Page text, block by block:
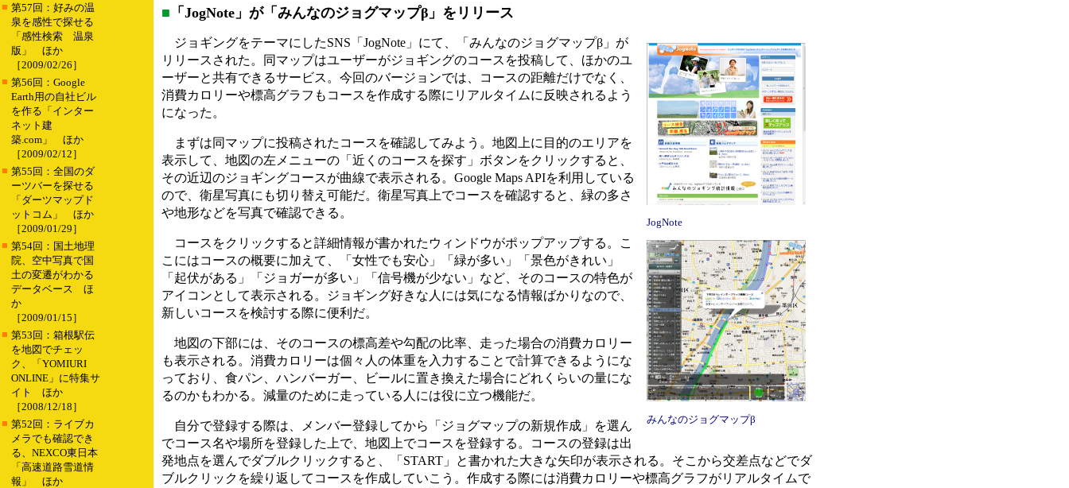
■ 第57回：好みの温
泉を感性で探せる
「感性検索 温泉
版」 ほか
［2009/02/26］
■ 第56回：Google
Earth用の自社ビル
を作る「インター
ネット建
築.com」 ほか
［2009/02/12］
■ 第55回：全国のダ
ーツバーを探せる
「ダーツマップド
ットコム」 ほか
［2009/01/29］
■ 第54回：国土地理
院、空中写真で国
土の変遷がわかる
データベース ほ
か
［2009/01/15］
■ 第53回：箱根駅伝
を地図でチェッ
ク、「YOMIURI
ONLINE」に特集サ
イト ほか
［2008/12/18］
■ 第52回：ライブカ
メラでも確認でき
る、NEXCO東日本
「高速道路雪道情
報」 ほか
■ 「JogNote」が「みんなのジョグマップβ」をリリース
JogNote
みんなのジョグマップβ
ジョギングをテーマにしたSNS「JogNote」にて、「みんなのジョグマップβ」が
リリースされた。同マップはユーザーがジョギングのコースを投稿して、ほかのユ
ーザーと共有できるサービス。今回のバージョンでは、コースの距離だけでなく、
消費カロリーや標高グラフもコースを作成する際にリアルタイムに反映されるよう
になった。
まずは同マップに投稿されたコースを確認してみよう。地図上に目的のエリアを
表示して、地図の左メニューの「近くのコースを探す」ボタンをクリックすると、
その近辺のジョギングコースが曲線で表示される。Google Maps APIを利用している
ので、衛星写真にも切り替え可能だ。衛星写真上でコースを確認すると、緑の多さ
や地形などを写真で確認できる。
コースをクリックすると詳細情報が書かれたウィンドウがポップアップする。こ
こにはコースの概要に加えて、「女性でも安心」「緑が多い」「景色がきれい」
「起伏がある」「ジョガーが多い」「信号機が少ない」など、そのコースの特色が
アイコンとして表示される。ジョギング好きな人には気になる情報ばかりなので、
新しいコースを検討する際に便利だ。
地図の下部には、そのコースの標高差や勾配の比率、走った場合の消費カロリー
も表示される。消費カロリーは個々人の体重を入力することで計算できるようにな
っており、食パン、ハンバーガー、ビールに置き換えた場合にどれくらいの量にな
るのかもわかる。減量のために走っている人には役に立つ機能だ。
自分で登録する際は、メンバー登録してから「ジョグマップの新規作成」を選ん
でコース名や場所を登録した上で、地図上でコースを登録する。コースの登録は出
発地点を選んでダブルクリックすると、「START」と書かれた大きな矢印が表示される。そこから交差点などでダ
ブルクリックを繰り返してコースを作成していこう。作成する際には消費カロリーや標高グラフがリアルタイムで